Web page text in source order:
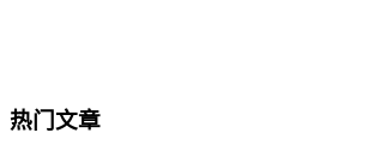
热门文章